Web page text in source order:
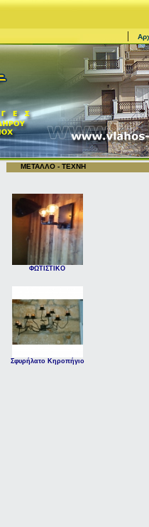
|
ΜΕΤΑΛΛΟ - ΤΕΧΝΗ
ΦΩΤΙΣΤΙΚΟ
Σφυρήλατο Κηροπήγιο